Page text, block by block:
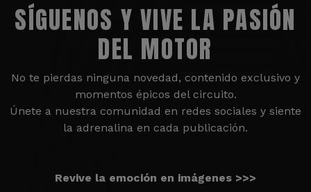
SÍGUENOS Y VIVE LA PASIÓN
DEL MOTOR
No te pierdas ninguna novedad, contenido exclusivo y
momentos épicos del circuito.
Únete a nuestra comunidad en redes sociales y siente
la adrenalina en cada publicación.
Revive la emoción en imágenes >>>